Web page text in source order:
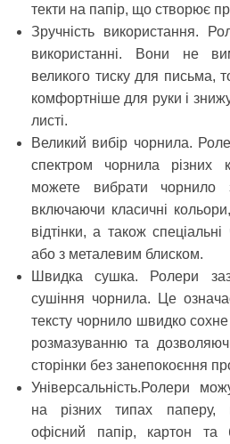
текти на папір, що створює
Зручність використання.
використанні. Вони не
великого тиску для письма,
комфортніше для руки і
листі.
Великий вибір чорнила.
спектром чорнила різних
можете вибрати чорнило
включаючи класичні
відтінки, а також
або з металевим блиском.
Швидка сушка. Ролери
сушіння чорнила. Це
тексту чорнило швидко
розмазуванню та
сторінки без занепокоєння
Універсальність.Ролери
на різних типах паперу,
офісний папір, картон та